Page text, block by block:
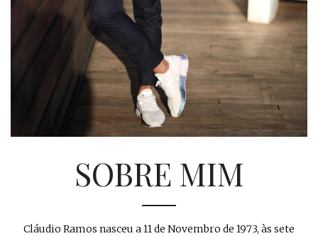
SOBRE MIM
Cláudio Ramos nasceu a 11 de Novembro de 1973, às sete